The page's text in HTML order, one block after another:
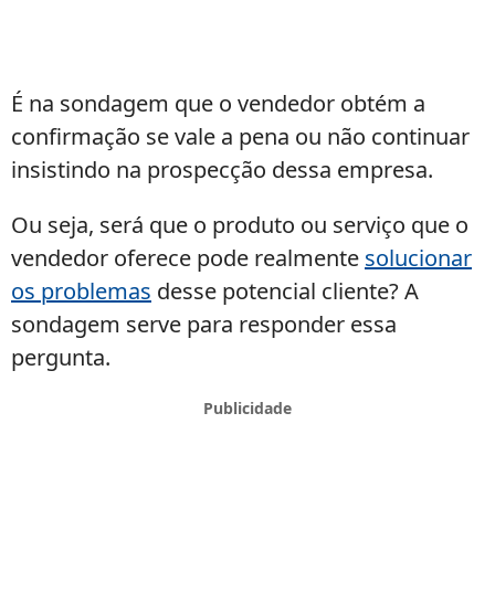
É na sondagem que o vendedor obtém a
confirmação se vale a pena ou não continuar
insistindo na prospecção dessa empresa.
Ou seja, será que o produto ou serviço que o
vendedor oferece pode realmente solucionar
os problemas desse potencial cliente? A
sondagem serve para responder essa
pergunta.